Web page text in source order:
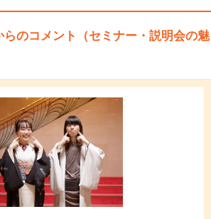
らのコメント（セミナー・説明会の魅